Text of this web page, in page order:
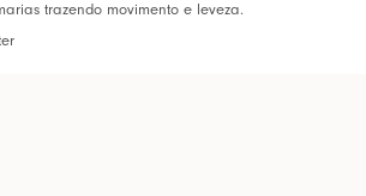
trazendo movimento e leveza.